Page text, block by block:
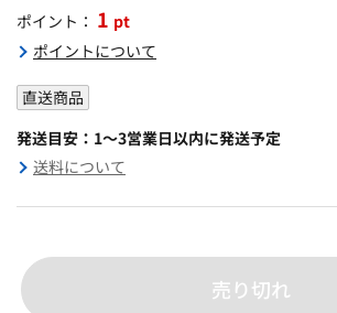
ポイント： 1 pt
ポイントについて
直送商品
発送目安：1～3営業日以内に発送予定
送料について
売り切れ